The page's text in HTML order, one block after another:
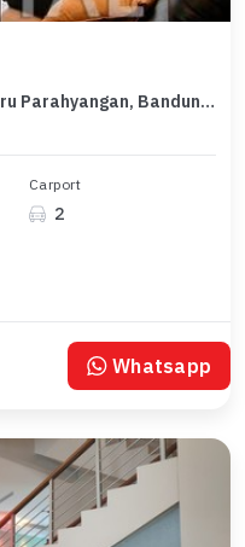
Rumah Sewaan Murah di Kota Baru Parahyangan, Bandung, 4 KT, Harga 250 Juta /tahun
Carport
2
Whatsapp